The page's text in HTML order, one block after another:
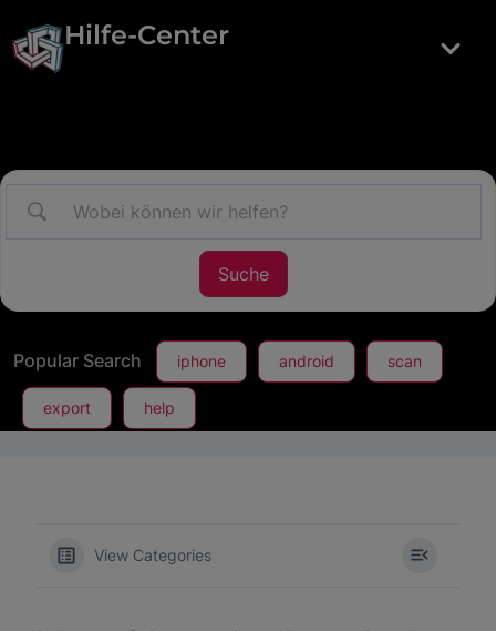
Hilfe-Center
Popular Search iphone android scan
export help
View Categories